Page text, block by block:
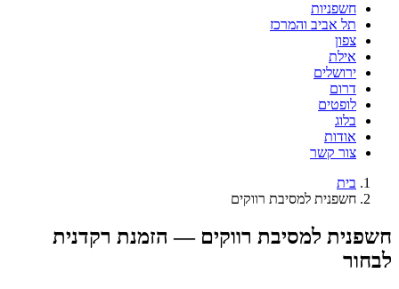
חשפניות
תל אביב והמרכז
צפון
אילת
ירושלים
דרום
לופטים
בלוג
אודות
צור קשר
בית
חשפנית למסיבת רווקים
חשפנית למסיבת רווקים — הזמנת רקדנית
לבחור